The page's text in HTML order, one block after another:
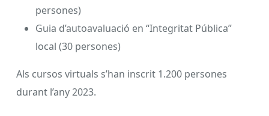
persones)
Guia d’autoavaluació en “Integritat Pública”
local (30 persones)
Als cursos virtuals s’han inscrit 1.200 persones
durant l’any 2023.